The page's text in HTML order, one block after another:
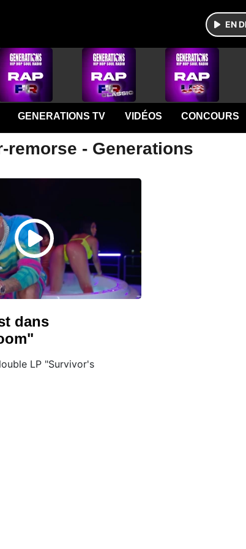
EN
GENERATIONS TV VIDÉOS CONCOURS
remorse - Generations
dans
LP "Survivor's